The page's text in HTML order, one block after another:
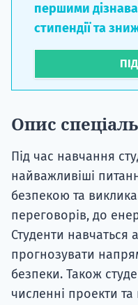
першими
стипендії та
Опис
Під час навчання
найважливіші
безпекою та
переговорів, до
Студенти навчаться
прогнозувати
безпеки. Також
численні проекти